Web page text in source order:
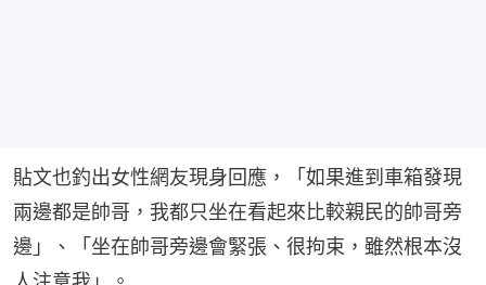
貼文也釣出女性網友現身回應，「如果進到車箱發現
兩邊都是帥哥，我都只坐在看起來比較親民的帥哥旁
邊」、「坐在帥哥旁邊會緊張、很拘束，雖然根本沒